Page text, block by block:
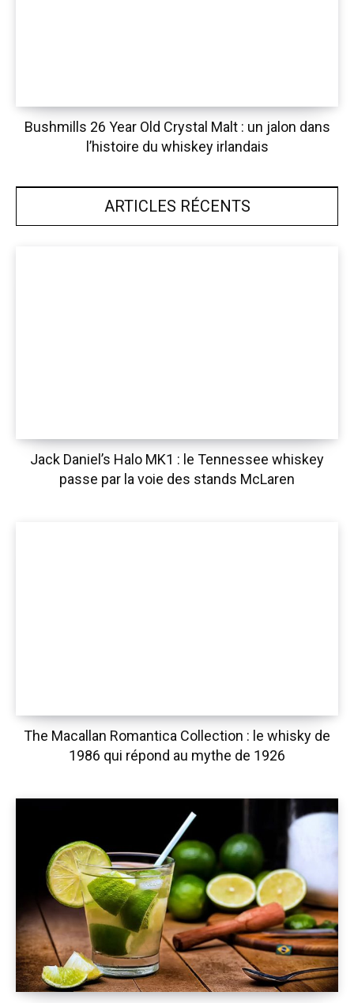
Bushmills 26 Year Old Crystal Malt : un jalon dans
l’histoire du whiskey irlandais
ARTICLES RÉCENTS
Jack Daniel’s Halo MK1 : le Tennessee whiskey
passe par la voie des stands McLaren
The Macallan Romantica Collection : le whisky de
1986 qui répond au mythe de 1926